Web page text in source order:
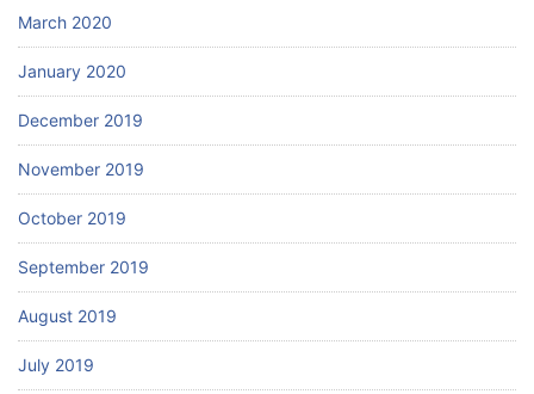
March 2020
January 2020
December 2019
November 2019
October 2019
September 2019
August 2019
July 2019